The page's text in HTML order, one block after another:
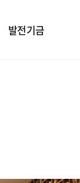
발전기금